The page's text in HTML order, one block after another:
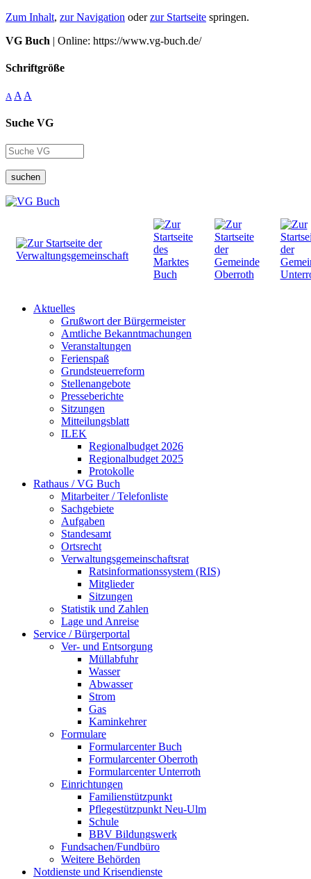
Zum Inhalt, zur Navigation oderzur Startseite springen.
VG Buch | Online: https://www.vg-buch.de/
Schriftgröße
A A A
Suche VG
suchen
Aktuelles
Grußwort der Bürgermeister
Amtliche Bekanntmachungen
Veranstaltungen
Ferienspaß
Grundsteuerreform
Stellenangebote
Presseberichte
Sitzungen
Mitteilungsblatt
ILEK
Regionalbudget 2026
Regionalbudget 2025
Protokolle
Rathaus / VG Buch
Mitarbeiter / Telefonliste
Sachgebiete
Aufgaben
Standesamt
Ortsrecht
Verwaltungsgemeinschaftsrat
Ratsinformationssystem (RIS)
Mitglieder
Sitzungen
Statistik und Zahlen
Lage und Anreise
Service / Bürgerportal
Ver- und Entsorgung
Müllabfuhr
Wasser
Abwasser
Strom
Gas
Kaminkehrer
Formulare
Formularcenter Buch
Formularcenter Oberroth
Formularcenter Unterroth
Einrichtungen
Familienstützpunkt
Pflegestützpunkt Neu-Ulm
Schule
BBV Bildungswerk
Fundsachen/Fundbüro
Weitere Behörden
Notdienste und Krisendienste